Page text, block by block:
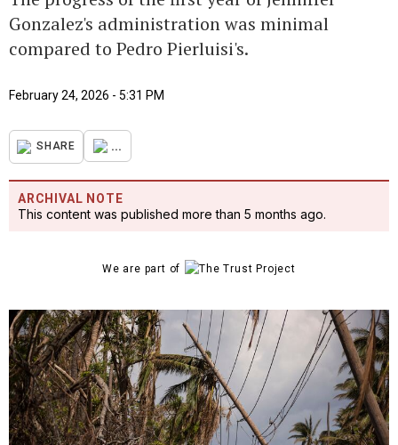
Gonzalez's administration was minimal
compared to Pedro Pierluisi's.
February 24, 2026 - 5:31 PM
SHARE ...
ARCHIVAL NOTE
This content was published more than 5 months ago.
We are part of